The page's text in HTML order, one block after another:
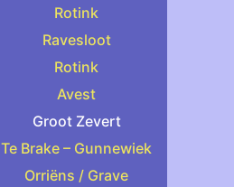
Rotink
Ravesloot
Rotink
Avest
Groot Zevert
Te Brake – Gunnewiek
Orriëns / Grave